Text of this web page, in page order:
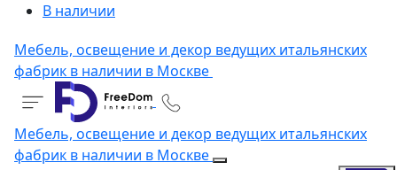
В наличии
Мебель, освещение и декор ведущих итальянских
фабрик в наличии в Москве
Мебель, освещение и декор ведущих итальянских
фабрик в наличии в Москве